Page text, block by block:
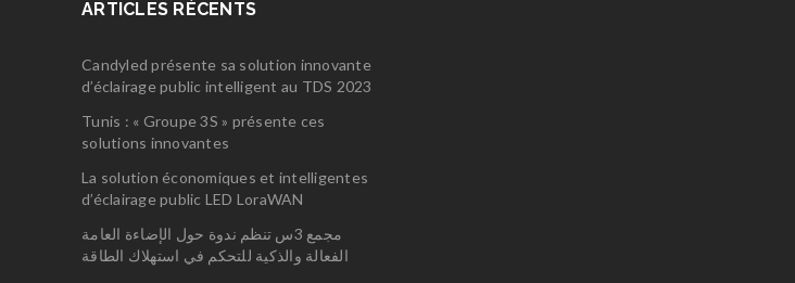
ARTICLES RÉCENTS
Candyled présente sa solution innovante
d’éclairage public intelligent au TDS 2023
Tunis : « Groupe 3S » présente ces
solutions innovantes
La solution économiques et intelligentes
d’éclairage public LED LoraWAN
مجمع 3س تنظم ندوة حول الإضاءة العامة
الفعالة والذكية للتحكم في استهلاك الطاقة